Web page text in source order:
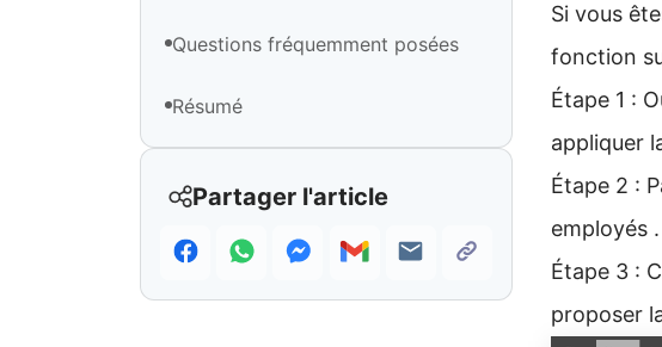
Questions fréquemment posées
Résumé
Partager l'article
Si vous
fonction
Étape 1 :
appliquer
Étape 2 :
employés .
Étape 3 :
proposer